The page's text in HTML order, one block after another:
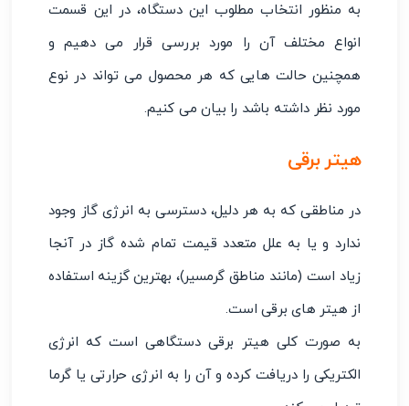
به منظور انتخاب مطلوب این دستگاه، در این قسمت
انواع مختلف آن را مورد بررسی قرار می دهیم و
همچنین حالت هایی که هر محصول می تواند در نوع
مورد نظر داشته باشد را بیان می کنیم.
هیتر برقی
در مناطقی که به هر دلیل، دسترسی به انرژی گاز وجود
ندارد و یا به علل متعدد قیمت تمام شده گاز در آنجا
زیاد است (مانند مناطق گرمسیر)، بهترین گزینه استفاده
از هیتر های برقی است.
به صورت کلی هیتر برقی دستگاهی است که انرژی
الکتریکی را دریافت کرده و آن را به انرژی حرارتی یا گرما